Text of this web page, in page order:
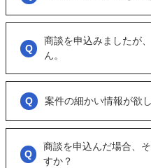
「商談を申し込む」ボタンからお
商談といっても、急に条件、金額
うな事業をされているのか？
可能であれば、詳細情報を出して
商談を申込みましたが
ん。
大変申し訳ございません。こちら
ように催促をしております。
ただ、案件を見ていない方もおら
案件の細かい情報が欲
「商談を申し込む」ボタンから案
オンラインとは言え対人のやりと
商談を申込んだ場合、
すか？